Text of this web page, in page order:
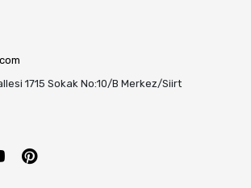
1715 Sokak No:10/B Merkez/Siirt